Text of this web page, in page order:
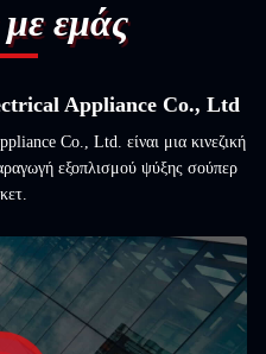
εμάς
Appliance Co., Ltd
Co., Ltd. είναι μια κινεζική
εξοπλισμού ψύξης σούπερ